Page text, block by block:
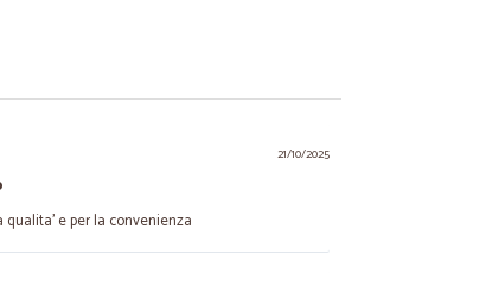
21/10/2025
e per la convenienza